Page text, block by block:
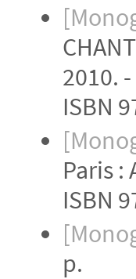
2010.
ISBN
Paris :
ISBN
p.